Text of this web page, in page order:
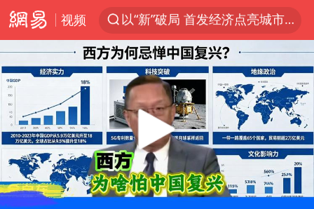
视频
以“新”破局 首发经济点亮城市消费活力
台风白海豚进入48小时警戒线
台风白海豚影响中国已成定局
佛得角门将亮相智利俱乐部主场
U17国足1分钟轰2球
五粮液渠道价一箱上涨近百元
宇树科技发行价格150.80元/股
00:00 07:40